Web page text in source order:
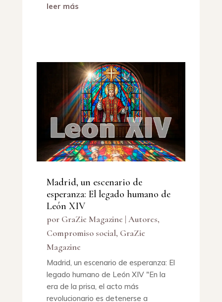
leer más
Madrid, un escenario de
esperanza: El legado humano de
León XIV
por GraZie Magazine | Autores,
Compromiso social, GraZie
Magazine
Madrid, un escenario de esperanza: El
legado humano de León XIV "En la
era de la prisa, el acto más
revolucionario es detenerse a